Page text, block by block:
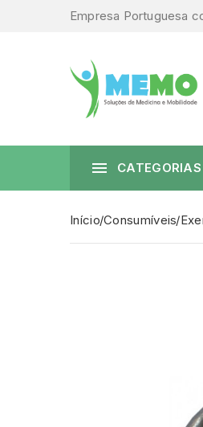
Empresa Portuguesa
 CATEGORIAS
Início Consumíveis